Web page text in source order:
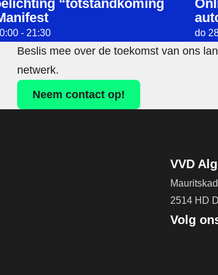
“totstandkoming
- 21:30 do
Beslis mee over de toekomst van ons
netwerk.
Neem contact op!
VVD
2514 HD
Volg